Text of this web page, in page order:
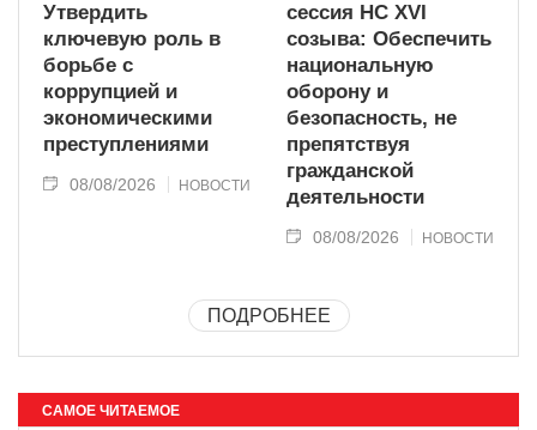
Утвердить
ключевую роль в
борьбе с
коррупцией и
экономическими
преступлениями
08/08/2026 НОВОСТИ
сессия НС XVI
созыва: Обеспечить
национальную
оборону и
безопасность, не
препятствуя
гражданской
деятельности
08/08/2026 НОВОСТИ
ПОДРОБНЕЕ
САМОЕ ЧИТАЕМОЕ